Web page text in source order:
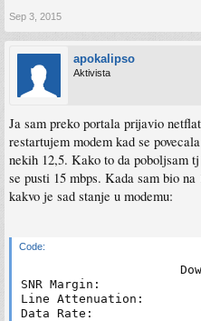
Sep 3, 2015
apokalipso
Aktivista
Ja sam preko portala prijavio
restartujem modem kad se
nekih 12,5. Kako to da poboljsam
se pusti 15 mbps. Kada sam bio
kakvo je sad stanje u modemu:
Code:
SNR Margin:
Line Attenuation:
Data Rate: